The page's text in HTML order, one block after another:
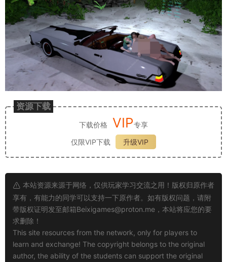
资源下载
下载价格 VIP专享
仅限VIP下载
升级VIP
本站资源来源于网络，仅供玩家学习交流之用！版权归原作者
享有，有能力的同学可以支持一下原作者。如有版权问题，请附
带版权证明发至邮箱Beixigames@proton.me ，本站将应您的要
求删除！
This site resources from the network, only for players to
learn and exchange! The copyright belongs to the original
author, the ability of the students can support the original